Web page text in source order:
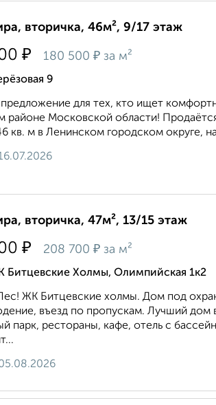
вторичка, 46м², 9/17 этаж
₽ 180 500 ₽ за м²
9
предложение для тех, кто ищет
районе Московской области!
кв. м в Ленинском городском округе,
вторичка, 47м², 13/15 этаж
₽ 208 700 ₽ за м²
Битцевские Холмы, Олимпийская 1к2
ЖК Битцевские холмы. Дом под
въезд по пропускам. Лучший дом
парк, рестораны, кафе, отель с